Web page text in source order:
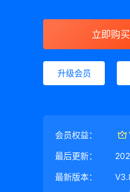
立即购买
升级会员
会员权益：
最后更新：
最新版本：